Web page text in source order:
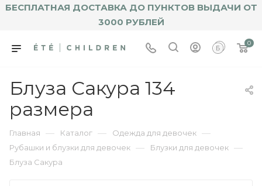
БЕСПЛАТНАЯ ДОСТАВКА ДО ПУНКТОВ ВЫДАЧИ ОТ
3000 РУБЛЕЙ
0
Блуза Сакура 134
размера
Главная — Каталог — Одежда для девочек —
Рубашки и блузки для девочек — Блузки для девочек —
Блуза Сакура